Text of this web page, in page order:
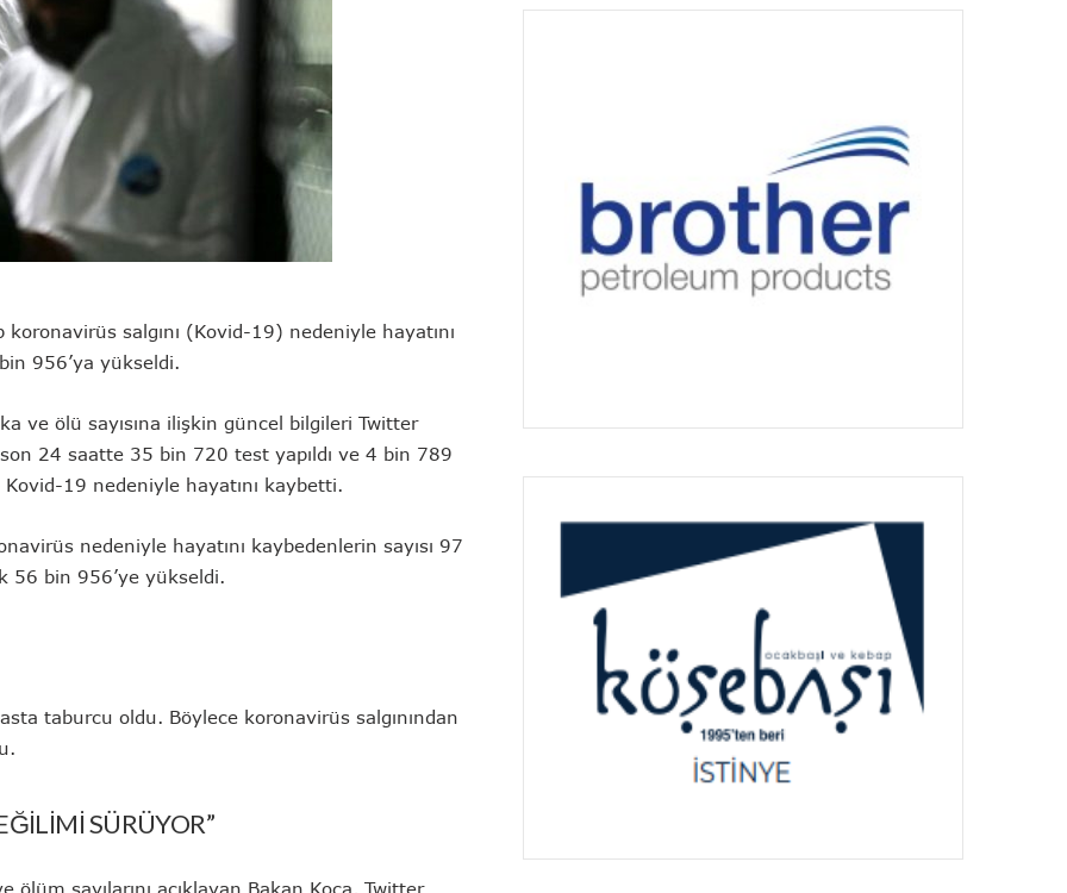
salgını (Kovid-19) nedeniyle hayatını
956’ya yükseldi.
ve ölü sayısına ilişkin güncel bilgileri Twitter
24 saatte 35 bin 720 test yapıldı ve 4 bin 789
19 nedeniyle hayatını kaybetti.
nedeniyle hayatını kaybedenlerin sayısı 97
56 bin 956’ye yükseldi.
taburcu oldu. Böylece koronavirüs salgınından
SÜRÜYOR”
sayılarını açıklayan Bakan Koca, Twitter